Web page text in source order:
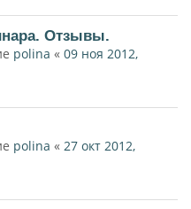
Отзывы.
polina « 09 ноя 2012,
polina « 27 окт 2012,